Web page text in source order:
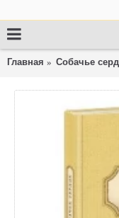
Главная Собачье